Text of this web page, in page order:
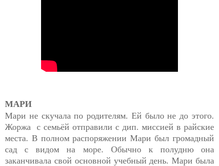
МАРИ
Мари не скучала по родителям. Ей было не до этого.
Жоржа с семьёй отправили с дип. миссией в райские
места. В полном распоряжении Мари был громадный
сад с видом на море. Обычно к полудню она
заканчивала свой основной учебный день. Мари была